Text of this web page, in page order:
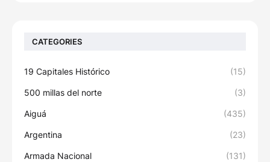
CATEGORIES
19 Capitales Histórico (15)
500 millas del norte (3)
Aiguá (435)
Argentina (23)
Armada Nacional (131)